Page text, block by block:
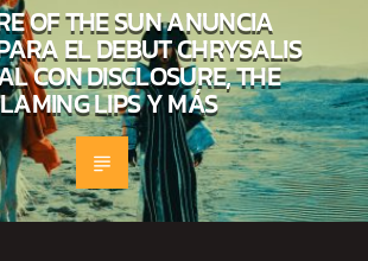
OF THE SUN ANUNCIA
EL DEBUT CHRYSALIS
CON DISCLOSURE, THE
LIPS Y MÁS